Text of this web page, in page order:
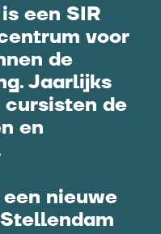
een SIR
voor
de
Jaarlijks
de
en
nieuwe